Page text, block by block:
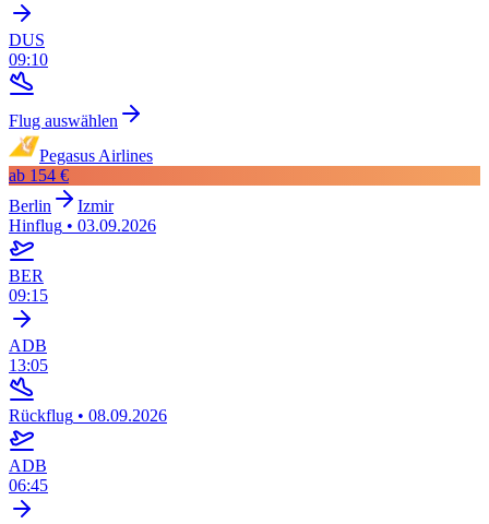
DUS
09:10
Flug auswählen
Pegasus Airlines
ab 154 €
Berlin
Izmir
Hinflug • 03.09.2026
BER
09:15
ADB
13:05
Rückflug • 08.09.2026
ADB
06:45